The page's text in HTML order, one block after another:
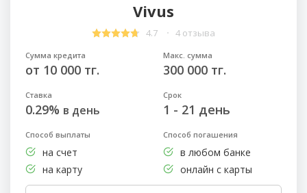
Vivus
4.7 4 отзыва
Сумма кредита
от 10 000 тг.
Макс. сумма
300 000 тг.
Ставка
0.29% в день
Срок
1 - 21 день
Способ выплаты
на счет
на карту
Способ погашения
в любом банке
онлайн с карты